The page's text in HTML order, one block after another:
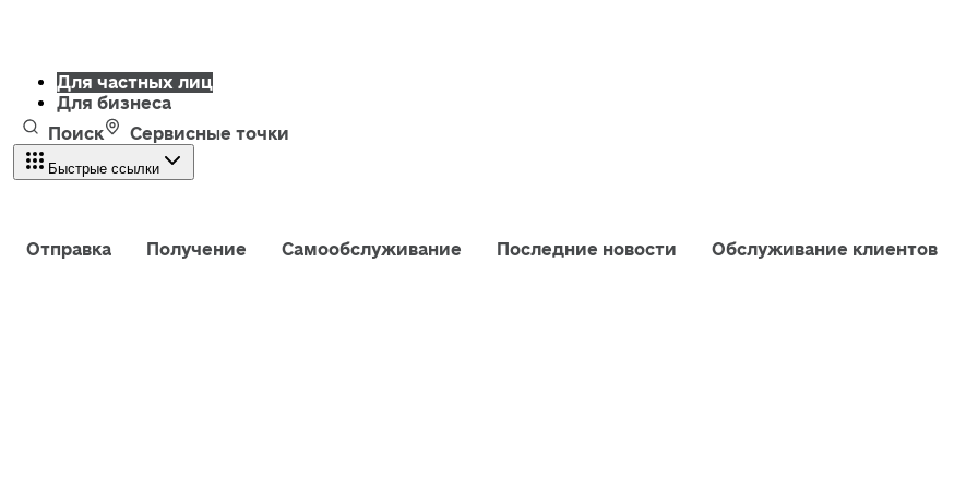
Для частных лиц
Для бизнеса
Поиск
Сервисные точки
Быстрые ссылки
Отправка Получение Самообслуживание Последние новости Обслуживание клиентов